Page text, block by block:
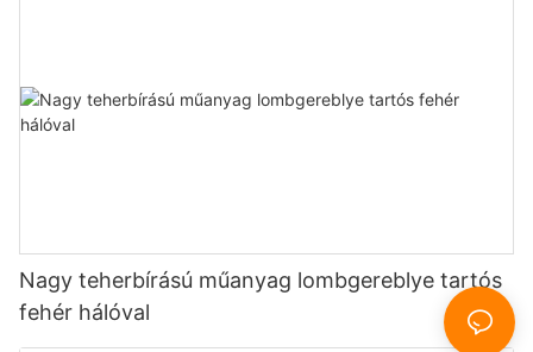
Nagy teherbírású műanyag lombgereblye tartós
fehér hálóval